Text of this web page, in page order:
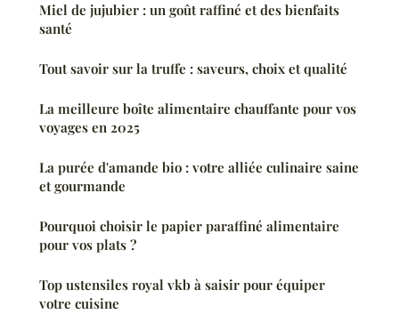
Miel de jujubier : un goût raffiné et des bienfaits
santé
Tout savoir sur la truffe : saveurs, choix et qualité
La meilleure boîte alimentaire chauffante pour vos
voyages en 2025
La purée d'amande bio : votre alliée culinaire saine
et gourmande
Pourquoi choisir le papier paraffiné alimentaire
pour vos plats ?
Top ustensiles royal vkb à saisir pour équiper
votre cuisine